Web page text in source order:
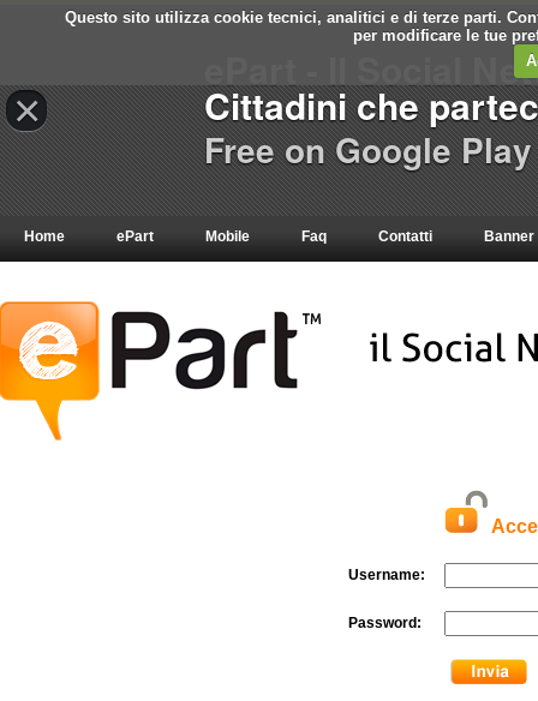
Questo sito utilizza cookie tecnici, analitici e di terze parti.
per modificare le tue
Home ePart Mobile Faq Contatti Banner
Username:
Password:
×
ePart - Il Social
Cittadini che
Free on Google Play